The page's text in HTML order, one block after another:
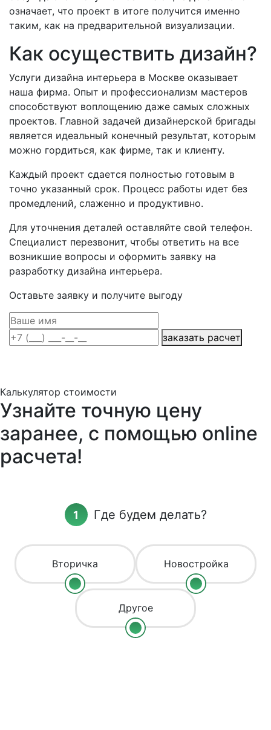
означает, что проект в итоге получится именно
таким, как на предварительной визуализации.
Как осуществить дизайн?
Услуги дизайна интерьера в Москве оказывает
наша фирма. Опыт и профессионализм мастеров
способствуют воплощению даже самых сложных
проектов. Главной задачей дизайнерской бригады
является идеальный конечный результат, которым
можно гордиться, как фирме, так и клиенту.
Каждый проект сдается полностью готовым в
точно указанный срок. Процесс работы идет без
промедлений, слаженно и продуктивно.
Для уточнения деталей оставляйте свой телефон.
Специалист перезвонит, чтобы ответить на все
возникшие вопросы и оформить заявку на
разработку дизайна интерьера.
Оставьте заявку и получите выгоду
заказать расчет
Калькулятор стоимости
Узнайте точную цену
заранее, с помощью online
расчета!
Где будем делать?
Вторичка Новостройка
Другое